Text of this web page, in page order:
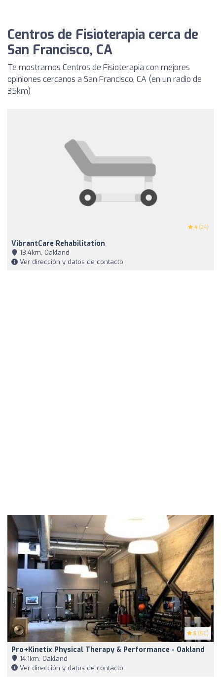
Centros de Fisioterapia cerca de
San Francisco, CA
Te mostramos Centros de Fisioterapia con mejores
opiniones cercanos a San Francisco, CA (en un radio de
35km)
4 (24)
VibrantCare Rehabilitation
13,4km, Oakland
Ver dirección y datos de contacto
5 (50)
Pro+Kinetix Physical Therapy & Performance - Oakland
14,1km, Oakland
Ver dirección y datos de contacto